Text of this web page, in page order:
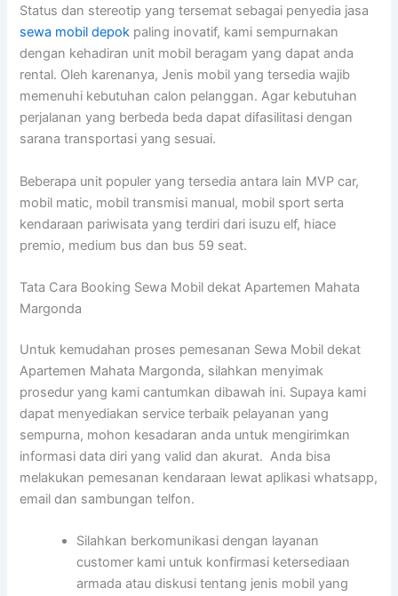
Status dan stereotip yang tersemat sebagai penyedia jasa
sewa mobil depok paling inovatif, kami sempurnakan
dengan kehadiran unit mobil beragam yang dapat anda
rental. Oleh karenanya, Jenis mobil yang tersedia wajib
memenuhi kebutuhan calon pelanggan. Agar kebutuhan
perjalanan yang berbeda beda dapat difasilitasi dengan
sarana transportasi yang sesuai.
Beberapa unit populer yang tersedia antara lain MVP car,
mobil matic, mobil transmisi manual, mobil sport serta
kendaraan pariwisata yang terdiri dari isuzu elf, hiace
premio, medium bus dan bus 59 seat.
Tata Cara Booking Sewa Mobil dekat Apartemen Mahata
Margonda
Untuk kemudahan proses pemesanan Sewa Mobil dekat
Apartemen Mahata Margonda, silahkan menyimak
prosedur yang kami cantumkan dibawah ini. Supaya kami
dapat menyediakan service terbaik pelayanan yang
sempurna, mohon kesadaran anda untuk mengirimkan
informasi data diri yang valid dan akurat. Anda bisa
melakukan pemesanan kendaraan lewat aplikasi whatsapp,
email dan sambungan telfon.
Silahkan berkomunikasi dengan layanan
customer kami untuk konfirmasi ketersediaan
armada atau diskusi tentang jenis mobil yang